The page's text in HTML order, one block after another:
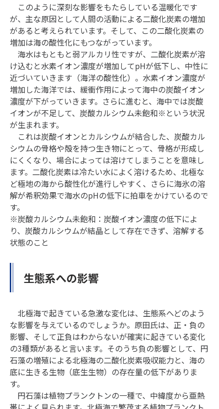
このように深刻な影響をもたらしている温暖化です
が、主な原因として人間の活動による二酸化炭素の増加
があると考えられています。そして、この二酸化炭素の
増加は海の酸性化にもつながっています。
海水はもともと弱アルカリ性ですが、二酸化炭素が溶
け込むと水素イオン濃度が増加してpHが低下し、中性に
近づいていきます（海洋の酸性化）。水素イオン濃度が
増加した海洋では、緩衝作用によって海中の炭酸イオン
濃度が下がっていきます。さらに進むと、海中では炭酸
イオンが不足して、炭酸カルシウム未飽和※という状況
が生まれます。
これは炭酸イオンとカルシウムが結合した、炭酸カル
シウムの骨格や殻を持つ生き物にとって、骨格が形成し
にくくなり、場合によっては溶けてしまうことを意味し
ます。二酸化炭素は冷たい水によく溶けるため、北極な
ど極地の海から酸性化が進行しやすく、さらに海氷の溶
解が希釈効果で海水のpHの低下に拍車をかけているので
す。
※炭酸カルシウム未飽和：炭酸イオン濃度の低下によ
り、炭酸カルシウムが結晶として存在できず、溶解する
状態のこと
生態系への影響
北極海で起きている急激な変化は、生態系へどのよう
な影響を与えているのでしょうか。原田氏は、正・負の
影響、そして正負はわからないが確実に起きている変化
の3種類があると言います。そのうち負の影響として、円
石藻の増殖による北極海の二酸化炭素吸収能力と、海の
底に生きる生物（底生生物）の存在量の低下がありま
す。
円石藻は植物プランクトンの一種で、中緯度から亜熱